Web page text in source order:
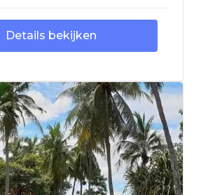
Details bekijken